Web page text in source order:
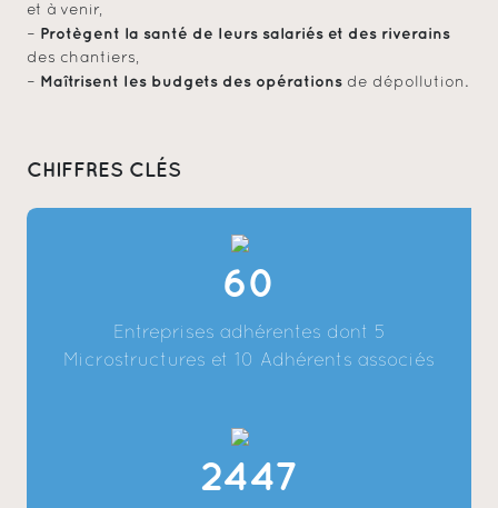
et à venir,
– Protègent la santé de leurs salariés et des riverains
des chantiers,
– Maîtrisent les budgets des opérations de dépollution.
CHIFFRES CLÉS
60
Entreprises adhérentes dont 5
Microstructures et 10 Adhérents associés
2447